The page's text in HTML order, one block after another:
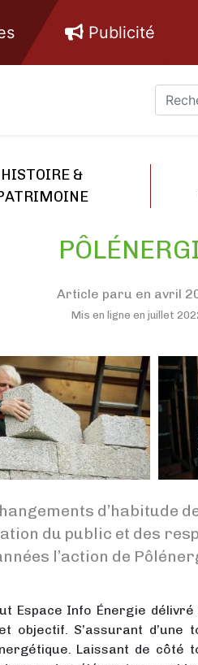
Publicité
HISTOIRE &
Article paru en avril
Mis en ligne en juillet
d’habitude
du public et des
l’action de
Espace Info Énergie
objectif. S’assurant
Laissant de côté